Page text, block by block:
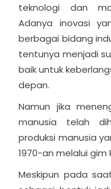
teknologi dan
Adanya inovasi
berbagai bidang
tentunya menjadi
baik untuk
depan.
Namun jika
manusia telah
produksi manusia
1970-an melalui gim
Meskipun pada